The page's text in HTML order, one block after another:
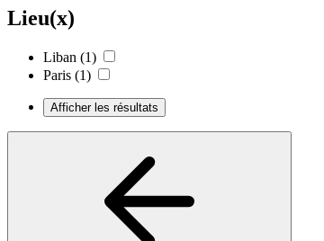
Lieu(x)
Liban (1)
Paris (1)
Afficher les résultats